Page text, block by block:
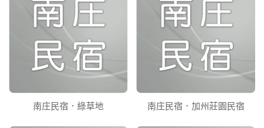
南庄民宿．綠草地 南庄民宿．加州莊園民宿